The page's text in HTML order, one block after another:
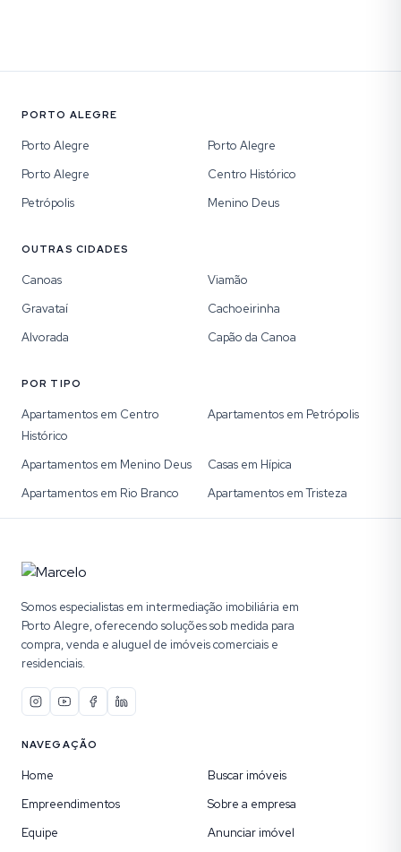
PORTO ALEGRE
Porto Alegre
Porto Alegre
Porto Alegre
Centro Histórico
Petrópolis
Menino Deus
OUTRAS CIDADES
Canoas
Viamão
Gravataí
Cachoeirinha
Alvorada
Capão da Canoa
POR TIPO
Apartamentos em Centro
Histórico
Apartamentos em Petrópolis
Apartamentos em Menino Deus
Casas em Hípica
Apartamentos em Rio Branco
Apartamentos em Tristeza
Somos especialistas em intermediação imobiliária em
Porto Alegre, oferecendo soluções sob medida para
compra, venda e aluguel de imóveis comerciais e
residenciais.
NAVEGAÇÃO
Home
Buscar imóveis
Empreendimentos
Sobre a empresa
Equipe
Anunciar imóvel